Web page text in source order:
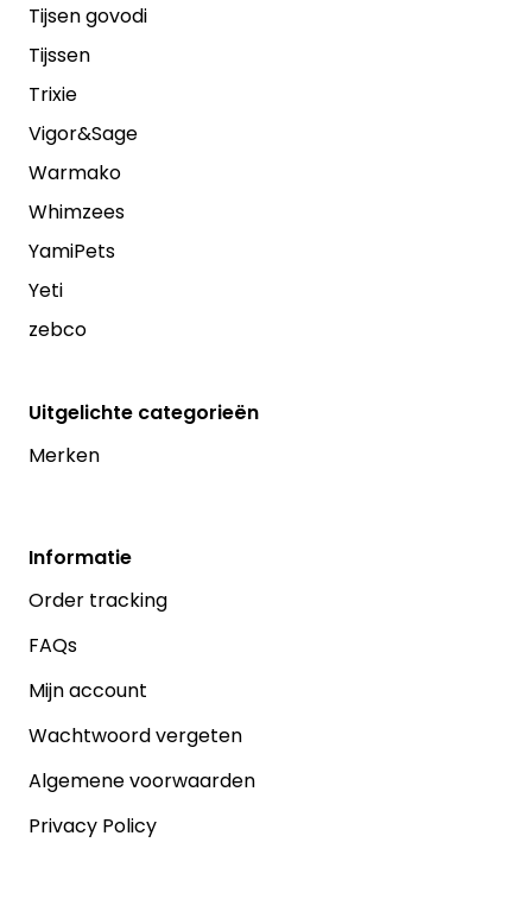
Tijsen govodi
Tijssen
Trixie
Vigor&Sage
Warmako
Whimzees
YamiPets
Yeti
zebco
Uitgelichte categorieën
Merken
Informatie
Order tracking
FAQs
Mijn account
Wachtwoord vergeten
Algemene voorwaarden
Privacy Policy